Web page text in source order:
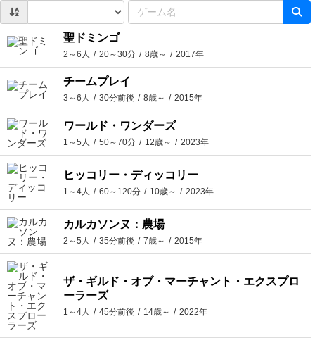
聖ドミンゴ
2～6人 20～30分 8歳～ 2017年
チームプレイ
3～6人 30分前後 8歳～ 2015年
ワールド・ワンダーズ
1～5人 50～70分 12歳～ 2023年
ヒッコリー・ディッコリー
1～4人 60～120分 10歳～ 2023年
カルカソンヌ：農場
2～5人 35分前後 7歳～ 2015年
ザ・ギルド・オブ・マーチャント・エクスプロ
ーラーズ
1～4人 45分前後 14歳～ 2022年